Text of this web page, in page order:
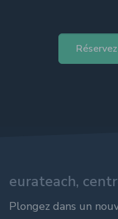
eurateach,
Plongez dans un